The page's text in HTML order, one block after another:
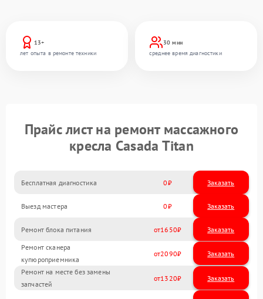
13+
лет опыта в ремонте техники
30 мин
среднее время диагностики
Прайс лист на ремонт массажного
кресла Casada Titan
Бесплатная диагностика 0 Заказать
Выезд мастера 0 Заказать
Ремонт блока питания 1650
Ремонт сканера
купюроприемника
2090
Ремонт на месте без замены
запчастей
1320